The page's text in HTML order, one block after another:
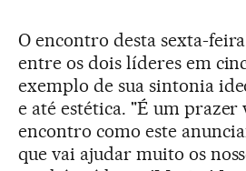
O encontro desta sexta-
entre os dois líderes em
exemplo de sua sintonia
e até estética. "É um
encontro como este
que vai ajudar muito os